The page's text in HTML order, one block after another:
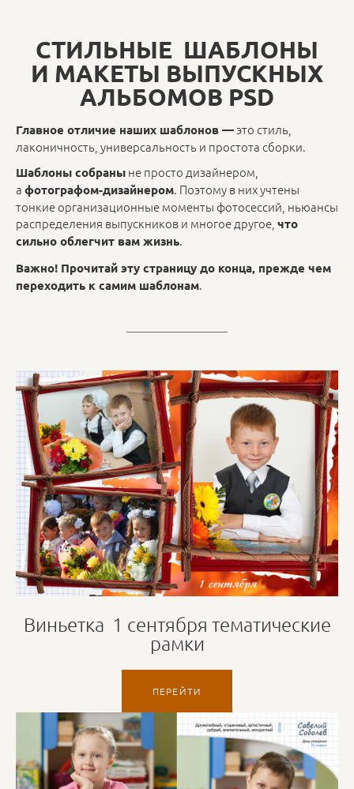
СТИЛЬНЫЕ ШАБЛОНЫ
И МАКЕТЫ ВЫПУСКНЫХ
АЛЬБОМОВ PSD
Главное отличие наших шаблонов —это стиль,
лаконичность, универсальность и простота сборки.
Шаблоны собраны не просто дизайнером,
а фотографом-дизайнером. Поэтому в них учтены
тонкие организационные моменты фотосессий, ньюансы
распределения выпускников и многое другое, что
сильно облегчит вам жизнь.
Важно! Прочитай эту страницу до конца, прежде чем
переходить к самим шаблонам.
Виньетка 1 сентября тематические
рамки
ПЕРЕЙТИ